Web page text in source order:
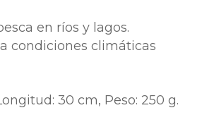
en ríos y lagos.
condiciones climáticas
30 cm, Peso: 250 g.